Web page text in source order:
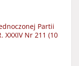
Partii
XXXIV Nr 211 (10